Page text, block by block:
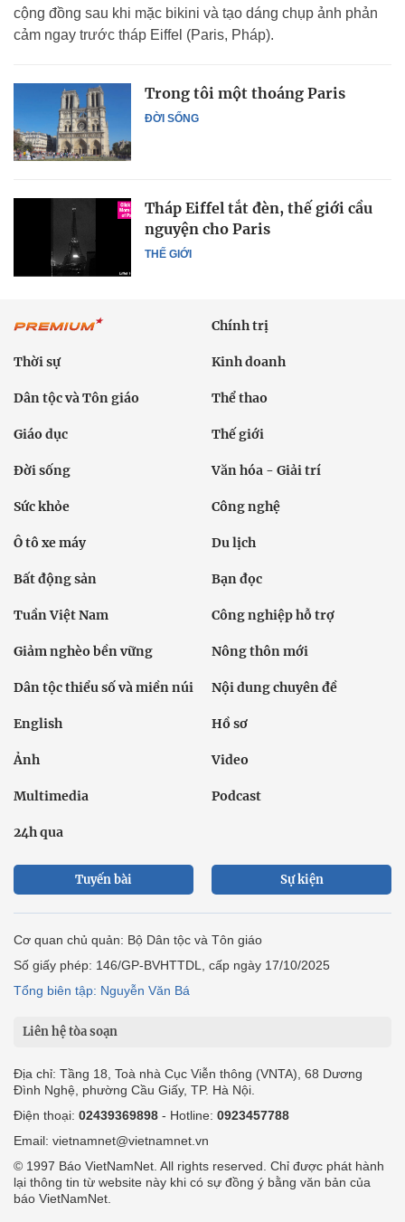
cộng đồng sau khi mặc bikini và tạo dáng chụp ảnh phản
cảm ngay trước tháp Eiffel (Paris, Pháp).
ĐỜI SỐNG
Trong tôi một thoáng Paris
THẾ GIỚI
Tháp Eiffel tắt đèn, thế giới cầu
nguyện cho Paris
Chính trị
Thời sự Kinh doanh
Dân tộc và Tôn giáo Thể thao
Giáo dục Thế giới
Đời sống Văn hóa - Giải trí
Sức khỏe Công nghệ
Ô tô xe máy Du lịch
Bất động sản Bạn đọc
Tuần Việt Nam Công nghiệp hỗ trợ
Giảm nghèo bền vững Nông thôn mới
Dân tộc thiểu số và miền núi Nội dung chuyên đề
English Hồ sơ
Ảnh Video
Multimedia Podcast
24h qua
Tuyến bài Sự kiện
Cơ quan chủ quản: Bộ Dân tộc và Tôn giáo
Số giấy phép: 146/GP-BVHTTDL, cấp ngày 17/10/2025
Tổng biên tập: Nguyễn Văn Bá
Liên hệ tòa soạn
Địa chỉ: Tầng 18, Toà nhà Cục Viễn thông (VNTA), 68 Dương
Đình Nghệ, phường Cầu Giấy, TP. Hà Nội.
Điện thoại: 02439369898 - Hotline: 0923457788
Email: vietnamnet@vietnamnet.vn
© 1997 Báo VietNamNet. All rights reserved. Chỉ được phát hành
lại thông tin từ website này khi có sự đồng ý bằng văn bản của
báo VietNamNet.